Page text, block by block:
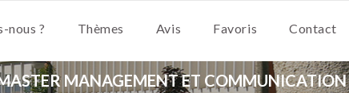
nous ? Thèmes Avis Favoris Contact
MANAGEMENT ET COMMUNICATION